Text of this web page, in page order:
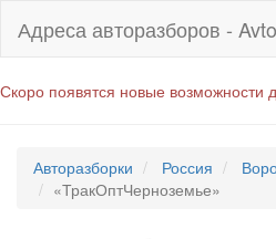
Адреса авторазборов -
Скоро появятся новые возможности
Авторазборки Россия
«ТракОптЧерноземье»